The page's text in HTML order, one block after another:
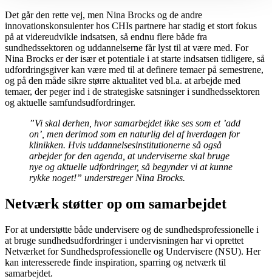
Det går den rette vej, men Nina Brocks og de andre
innovationskonsulenter hos CHIs partnere har stadig et stort fokus
på at videreudvikle indsatsen, så endnu flere både fra
sundhedssektoren og uddannelserne får lyst til at være med. For
Nina Brocks er der især et potentiale i at starte indsatsen tidligere, så
udfordringsgiver kan være med til at definere temaer på semestrene,
og på den måde sikre større aktualitet ved bl.a. at arbejde med
temaer, der peger ind i de strategiske satsninger i sundhedssektoren
og aktuelle samfundsudfordringer.
”Vi skal derhen, hvor samarbejdet ikke ses som et ’add
on’, men derimod som en naturlig del af hverdagen for
klinikken. Hvis uddannelsesinstitutionerne så også
arbejder for den agenda, at underviserne skal bruge
nye og aktuelle udfordringer, så begynder vi at kunne
rykke noget!” understreger Nina Brocks.
Netværk støtter op om samarbejdet
For at understøtte både undervisere og de sundhedsprofessionelle i
at bruge sundhedsudfordringer i undervisningen har vi oprettet
Netværket for Sundhedsprofessionelle og Undervisere (NSU). Her
kan interesserede finde inspiration, sparring og netværk til
samarbejdet.